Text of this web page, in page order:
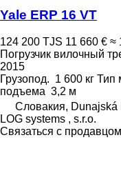
Yale ERP 16 VT
124 200 TJS 11 660 € ≈
Погрузчик вилочный
2015
Грузопод. 1 600 кг Тип
подъема 3,2 м
Словакия, Dunajská
LOG systems , s.r.o.
Связаться с продавцом